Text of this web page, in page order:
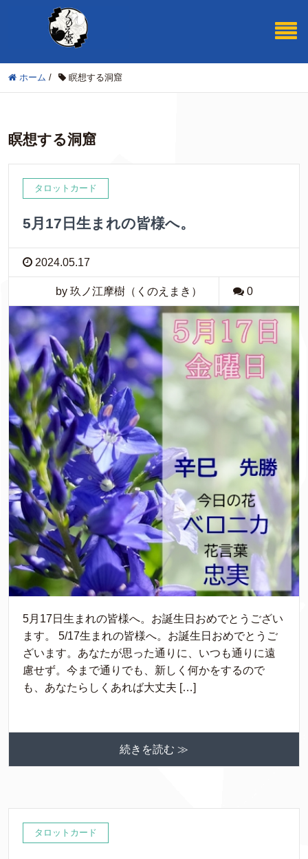
ホーム / 瞑想する洞窟
瞑想する洞窟
タロットカード
5月17日生まれの皆様へ。
2024.05.17
by 玖ノ江摩樹（くのえまき） 0
5月17日生まれの皆様へ。お誕生日おめでとうござい
ます。 5/17生まれの皆様へ。お誕生日おめでとうご
ざいます。あなたが思った通りに、いつも通りに遠
慮せず。今まで通りでも、新しく何かをするので
も、あなたらしくあれば大丈夫 […]
続きを読む ≫
タロットカード